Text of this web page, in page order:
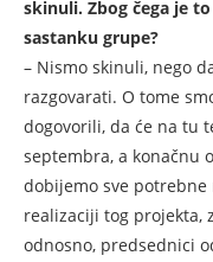
skinuli. Zbog čega je
sastanku grupe?
– Nismo skinuli, nego
razgovarati. O tome
dogovorili, da će na tu
septembra, a konačnu
dobijemo sve potrebne
realizaciji tog projekta,
odnosno, predsednici